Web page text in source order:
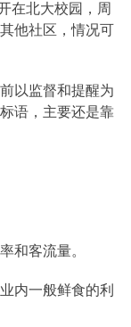
在北大校园，周
他社区，情况可
以监督和提醒为
语，主要还是靠
和客流量。
内一般鲜食的利